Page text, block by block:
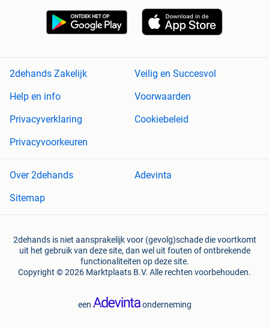
2dehands Zakelijk
Veilig en Succesvol
Help en info
Voorwaarden
Privacyverklaring
Cookiebeleid
Privacyvoorkeuren
Over 2dehands
Adevinta
Sitemap
2dehands is niet aansprakelijk voor (gevolg)schade die voortkomt
uit het gebruik van deze site, dan wel uit fouten of ontbrekende
functionaliteiten op deze site.
Copyright © 2026 Marktplaats B.V. Alle rechten voorbehouden.
een onderneming